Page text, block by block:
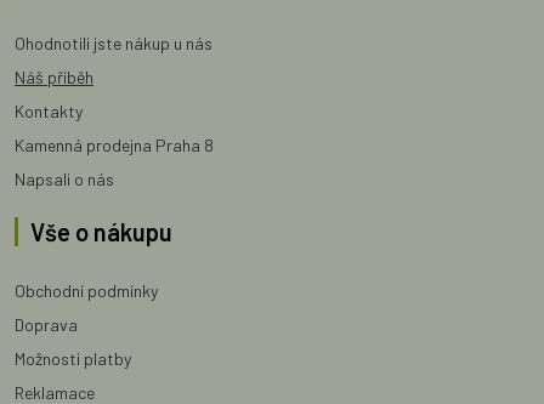
Ohodnotili jste nákup u nás
Náš příběh
Kontakty
Kamenná prodejna Praha 8
Napsali o nás
Vše o nákupu
Obchodní podmínky
Doprava
Možnosti platby
Reklamace